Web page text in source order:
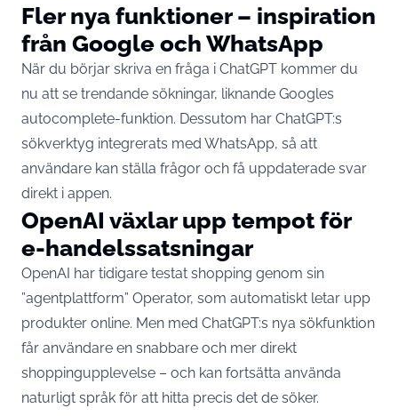
Fler nya funktioner – inspiration
från Google och WhatsApp
När du börjar skriva en fråga i ChatGPT kommer du
nu att se trendande sökningar, liknande Googles
autocomplete-funktion. Dessutom har ChatGPT:s
sökverktyg integrerats med WhatsApp, så att
användare kan ställa frågor och få uppdaterade svar
direkt i appen.
OpenAI växlar upp tempot för
e-handelssatsningar
OpenAI har tidigare testat shopping genom sin
”agentplattform” Operator, som automatiskt letar upp
produkter online. Men med ChatGPT:s nya sökfunktion
får användare en snabbare och mer direkt
shoppingupplevelse – och kan fortsätta använda
naturligt språk för att hitta precis det de söker.